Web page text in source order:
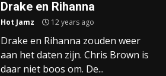
Drake en Rihanna
Hot Jamz 12 years ago
Drake en Rihanna zouden weer
aan het daten zijn. Chris Brown is
daar niet boos om. De...